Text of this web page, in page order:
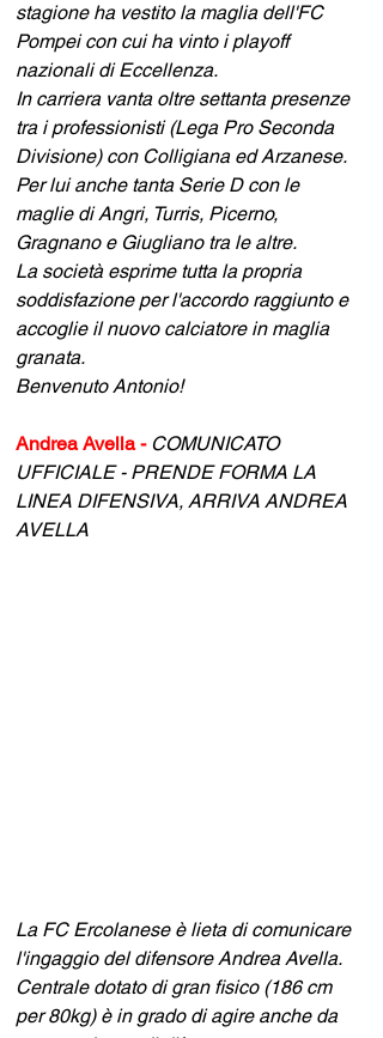
stagione ha vestito la maglia dell'FC
Pompei con cui ha vinto i playoff
nazionali di Eccellenza.
In carriera vanta oltre settanta presenze
tra i professionisti (Lega Pro Seconda
Divisione) con Colligiana ed Arzanese.
Per lui anche tanta Serie D con le
maglie di Angri, Turris, Picerno,
Gragnano e Giugliano tra le altre.
La società esprime tutta la propria
soddisfazione per l'accordo raggiunto e
accoglie il nuovo calciatore in maglia
granata.
Benvenuto Antonio!
Andrea Avella - COMUNICATO
UFFICIALE - PRENDE FORMA LA
LINEA DIFENSIVA, ARRIVA ANDREA
AVELLA
La FC Ercolanese è lieta di comunicare
l'ingaggio del difensore Andrea Avella.
Centrale dotato di gran fisico (186 cm
per 80kg) è in grado di agire anche da